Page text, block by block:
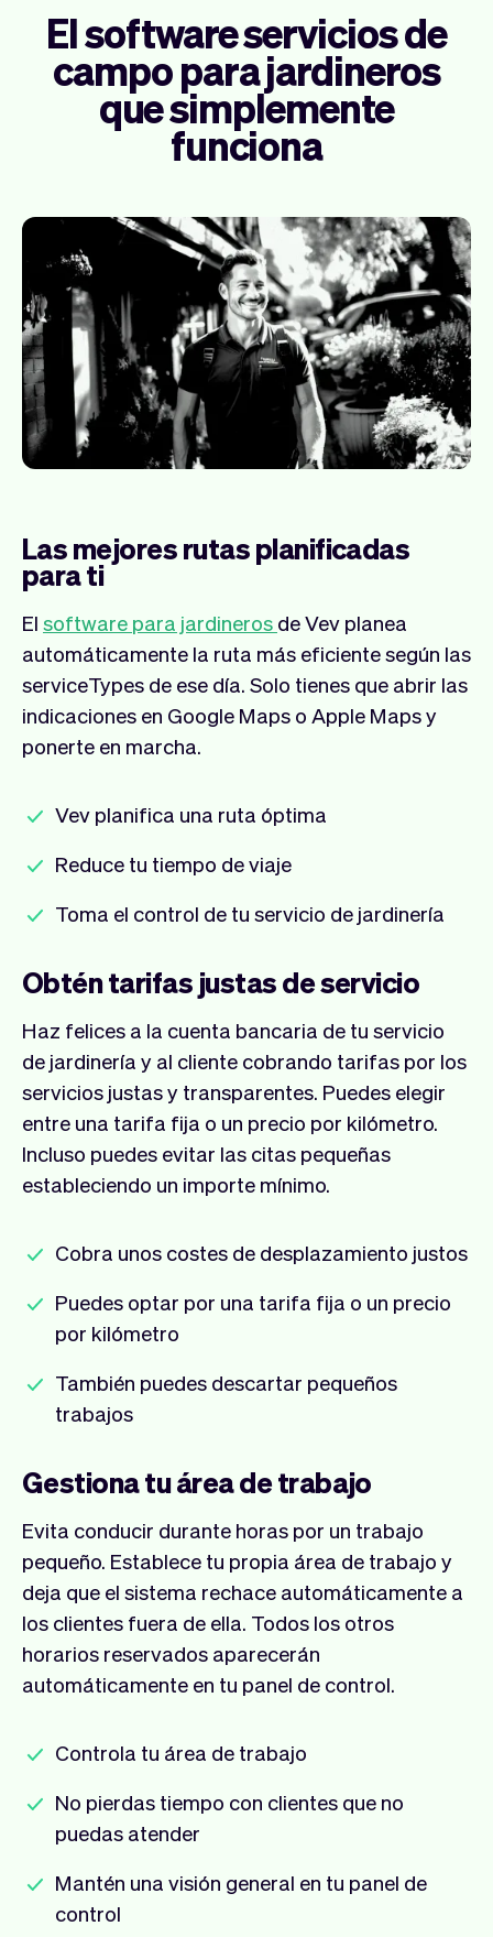
El software servicios de
campo para jardineros
que simplemente
funciona
Las mejores rutas planificadas
para ti
El software para jardineros de Vev planea
automáticamente la ruta más eficiente según las
serviceTypes de ese día. Solo tienes que abrir las
indicaciones en Google Maps o Apple Maps y
ponerte en marcha.
Vev planifica una ruta óptima
Reduce tu tiempo de viaje
Toma el control de tu servicio de jardinería
Obtén tarifas justas de servicio
Haz felices a la cuenta bancaria de tu servicio
de jardinería y al cliente cobrando tarifas por los
servicios justas y transparentes. Puedes elegir
entre una tarifa fija o un precio por kilómetro.
Incluso puedes evitar las citas pequeñas
estableciendo un importe mínimo.
Cobra unos costes de desplazamiento justos
Puedes optar por una tarifa fija o un precio
por kilómetro
También puedes descartar pequeños
trabajos
Gestiona tu área de trabajo
Evita conducir durante horas por un trabajo
pequeño. Establece tu propia área de trabajo y
deja que el sistema rechace automáticamente a
los clientes fuera de ella. Todos los otros
horarios reservados aparecerán
automáticamente en tu panel de control.
Controla tu área de trabajo
No pierdas tiempo con clientes que no
puedas atender
Mantén una visión general en tu panel de
control